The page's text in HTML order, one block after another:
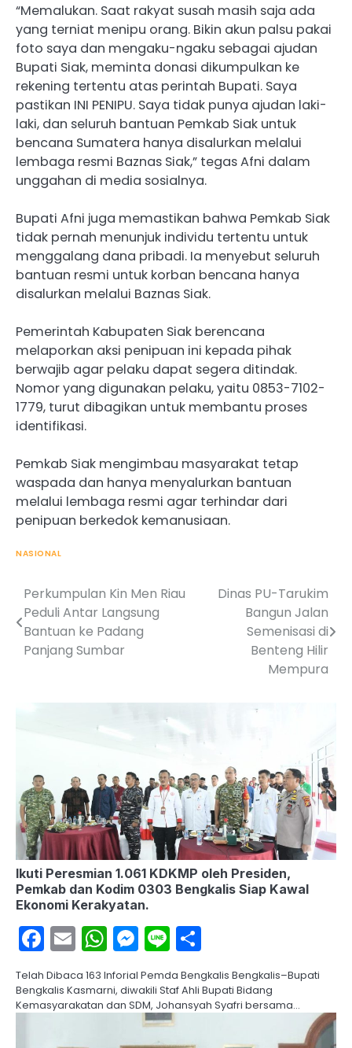
“Memalukan. Saat rakyat susah masih saja ada
yang terniat menipu orang. Bikin akun palsu pakai
foto saya dan mengaku-ngaku sebagai ajudan
Bupati Siak, meminta donasi dikumpulkan ke
rekening tertentu atas perintah Bupati. Saya
pastikan INI PENIPU. Saya tidak punya ajudan laki-
laki, dan seluruh bantuan Pemkab Siak untuk
bencana Sumatera hanya disalurkan melalui
lembaga resmi Baznas Siak,” tegas Afni dalam
unggahan di media sosialnya.
Bupati Afni juga memastikan bahwa Pemkab Siak
tidak pernah menunjuk individu tertentu untuk
menggalang dana pribadi. Ia menyebut seluruh
bantuan resmi untuk korban bencana hanya
disalurkan melalui Baznas Siak.
Pemerintah Kabupaten Siak berencana
melaporkan aksi penipuan ini kepada pihak
berwajib agar pelaku dapat segera ditindak.
Nomor yang digunakan pelaku, yaitu 0853-7102-
1779, turut dibagikan untuk membantu proses
identifikasi.
Pemkab Siak mengimbau masyarakat tetap
waspada dan hanya menyalurkan bantuan
melalui lembaga resmi agar terhindar dari
penipuan berkedok kemanusiaan.
NASIONAL
Post
navigation
Perkumpulan Kin Men Riau
Peduli Antar Langsung
Bantuan ke Padang
Panjang Sumbar
Dinas PU-Tarukim
Bangun Jalan
Semenisasi di
Benteng Hilir
Mempura
Ikuti Peresmian 1.061 KDKMP oleh Presiden,
Pemkab dan Kodim 0303 Bengkalis Siap Kawal
Ekonomi Kerakyatan.
Facebook
EmailWhatsApp
Messenger
Line
Telah Dibaca 163 Inforial Pemda Bengkalis Bengkalis–Bupati
Bengkalis Kasmarni, diwakili Staf Ahli Bupati Bidang
Kemasyarakatan dan SDM, Johansyah Syafri bersama…